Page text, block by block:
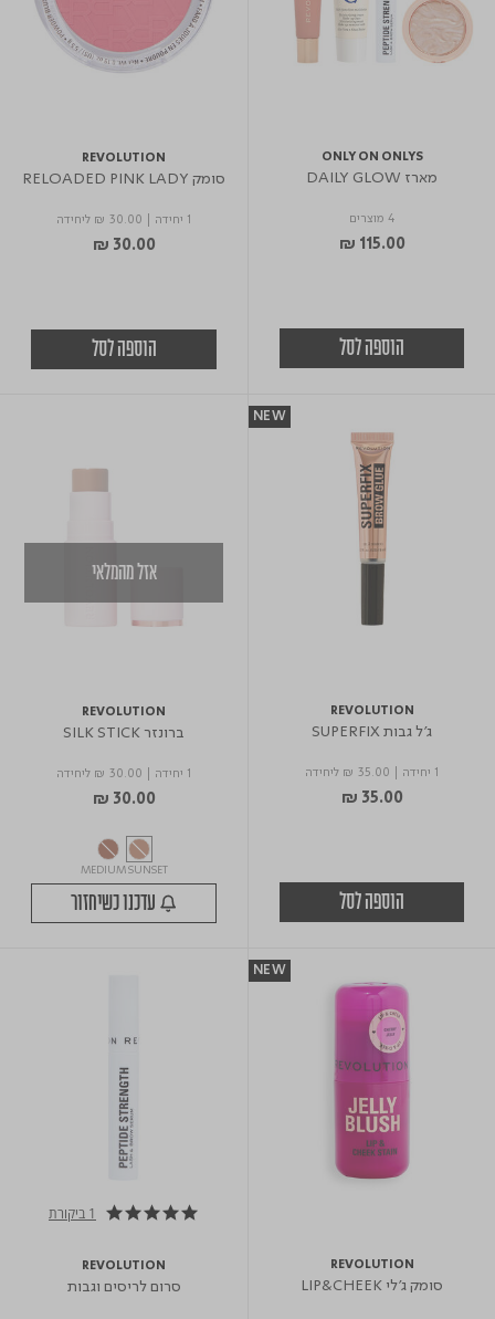
ONLY ON ONLYS
מארז DAILY GLOW
4 מוצרים
₪ 115.00
הוספה לסל
REVOLUTION
סומק RELOADED PINK LADY
1 יחידה ₪ 30.00 ליחידה
₪ 30.00
הוספה לסל
NEW
REVOLUTION
ג'ל גבות SUPERFIX
1 יחידה ₪ 35.00 ליחידה
₪ 35.00
הוספה לסל
אזל מהמלאי
REVOLUTION
ברונזר SILK STICK
1 יחידה ₪ 30.00 ליחידה
₪ 30.00
MEDIUM SUNSET
NEW
REVOLUTION
סומק ג'לי LIP&CHEEK
5.0 star rating 1 ביקורת
REVOLUTION
סרום לריסים וגבות